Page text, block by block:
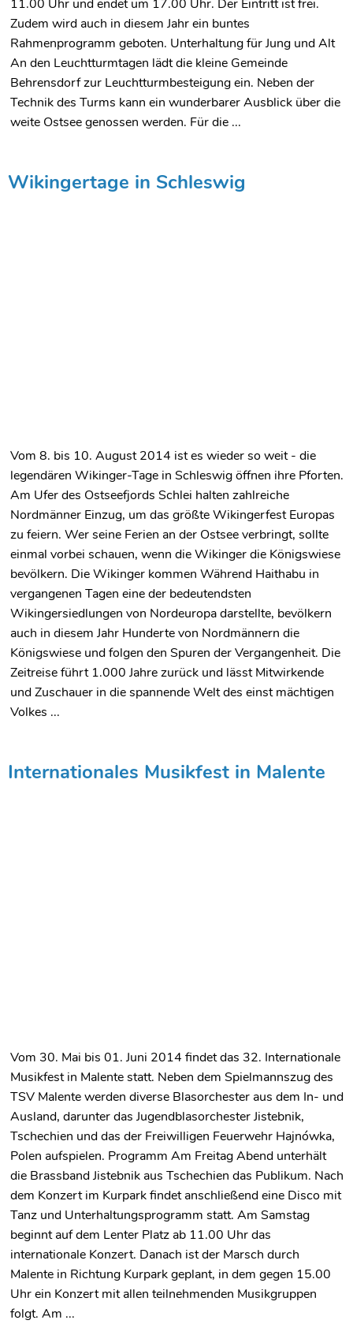
11.00 Uhr und endet um 17.00 Uhr. Der Eintritt ist frei.
Zudem wird auch in diesem Jahr ein buntes
Rahmenprogramm geboten. Unterhaltung für Jung und Alt
An den Leuchtturmtagen lädt die kleine Gemeinde
Behrensdorf zur Leuchtturmbesteigung ein. Neben der
Technik des Turms kann ein wunderbarer Ausblick über die
weite Ostsee genossen werden. Für die ...
Wikingertage in Schleswig
Vom 8. bis 10. August 2014 ist es wieder so weit - die
legendären Wikinger-Tage in Schleswig öffnen ihre Pforten.
Am Ufer des Ostseefjords Schlei halten zahlreiche
Nordmänner Einzug, um das größte Wikingerfest Europas
zu feiern. Wer seine Ferien an der Ostsee verbringt, sollte
einmal vorbei schauen, wenn die Wikinger die Königswiese
bevölkern. Die Wikinger kommen Während Haithabu in
vergangenen Tagen eine der bedeutendsten
Wikingersiedlungen von Nordeuropa darstellte, bevölkern
auch in diesem Jahr Hunderte von Nordmännern die
Königswiese und folgen den Spuren der Vergangenheit. Die
Zeitreise führt 1.000 Jahre zurück und lässt Mitwirkende
und Zuschauer in die spannende Welt des einst mächtigen
Volkes ...
Internationales Musikfest in Malente
Vom 30. Mai bis 01. Juni 2014 findet das 32. Internationale
Musikfest in Malente statt. Neben dem Spielmannszug des
TSV Malente werden diverse Blasorchester aus dem In- und
Ausland, darunter das Jugendblasorchester Jistebnik,
Tschechien und das der Freiwilligen Feuerwehr Hajnówka,
Polen aufspielen. Programm Am Freitag Abend unterhält
die Brassband Jistebnik aus Tschechien das Publikum. Nach
dem Konzert im Kurpark findet anschließend eine Disco mit
Tanz und Unterhaltungsprogramm statt. Am Samstag
beginnt auf dem Lenter Platz ab 11.00 Uhr das
internationale Konzert. Danach ist der Marsch durch
Malente in Richtung Kurpark geplant, in dem gegen 15.00
Uhr ein Konzert mit allen teilnehmenden Musikgruppen
folgt. Am ...